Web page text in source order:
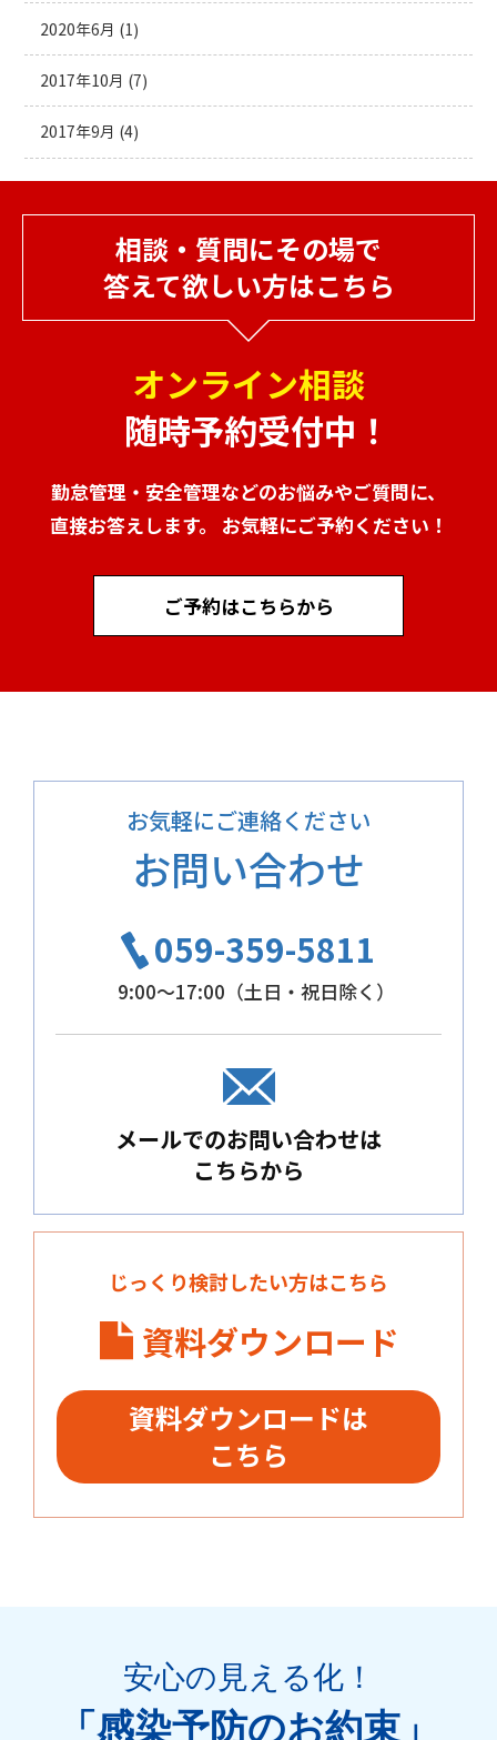
2020年6月 (1)
2017年10月 (7)
2017年9月 (4)
相談・質問にその場で
答えて欲しい方はこちら
オンライン相談
随時予約受付中！
勤怠管理・安全管理などのお悩みやご質問に、
直接お答えします。 お気軽にご予約ください！
ご予約はこちらから
お気軽にご連絡ください
お問い合わせ
059-359-5811
9:00～17:00（土日・祝日除く）
メールでのお問い合わせは
こちらから
じっくり検討したい方はこちら
資料ダウンロード
資料ダウンロードは
こちら
安心の見える化！
「感染予防のお約束」